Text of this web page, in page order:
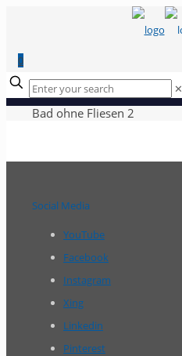
0
✕
Bad ohne Fliesen 2
Social Media
YouTube
Facebook
Instagram
Xing
Linkedin
Pinterest